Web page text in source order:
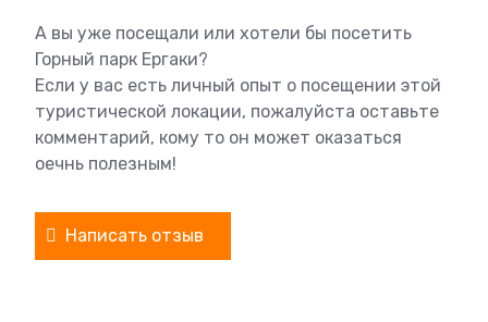
А вы уже посещали или хотели бы посетить
Горный парк Ергаки?
Если у вас есть личный опыт о посещении этой
туристической локации, пожалуйста оставьте
комментарий, кому то он может оказаться
оечнь полезным!
Написать отзыв